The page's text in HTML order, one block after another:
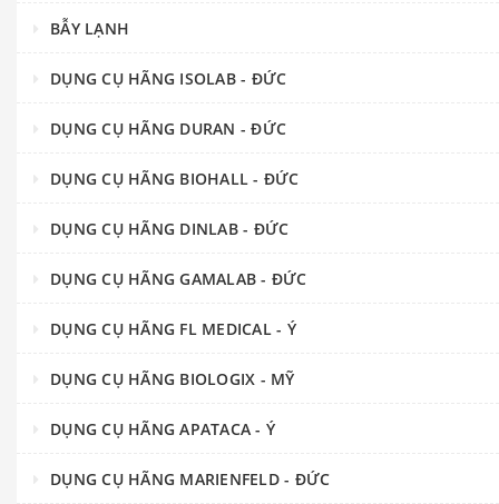
BẪY LẠNH
DỤNG CỤ HÃNG ISOLAB - ĐỨC
DỤNG CỤ HÃNG DURAN - ĐỨC
DỤNG CỤ HÃNG BIOHALL - ĐỨC
DỤNG CỤ HÃNG DINLAB - ĐỨC
DỤNG CỤ HÃNG GAMALAB - ĐỨC
DỤNG CỤ HÃNG FL MEDICAL - Ý
DỤNG CỤ HÃNG BIOLOGIX - MỸ
DỤNG CỤ HÃNG APATACA - Ý
DỤNG CỤ HÃNG MARIENFELD - ĐỨC